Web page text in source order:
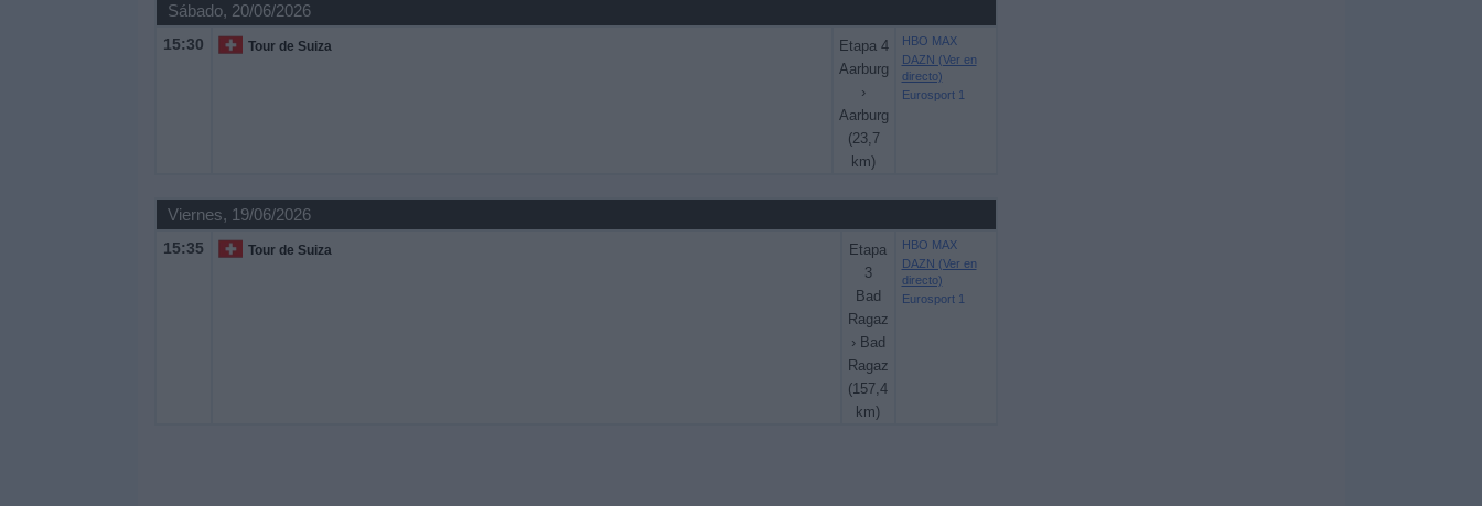
Sábado, 20/06/2026
15:30 Tour de Suiza
Etapa 4
Aarburg
›
Aarburg
(23,7
km)
HBO MAX
DAZN (Ver en
directo)
Eurosport 1
Viernes, 19/06/2026
15:35 Tour de Suiza
Etapa
3
Bad
Ragaz
› Bad
Ragaz
(157,4
km)
HBO MAX
DAZN (Ver en
directo)
Eurosport 1